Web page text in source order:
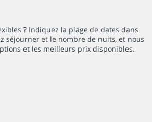
? Indiquez la plage de dates dans
séjourner et le nombre de nuits, et nous
et les meilleurs prix disponibles.